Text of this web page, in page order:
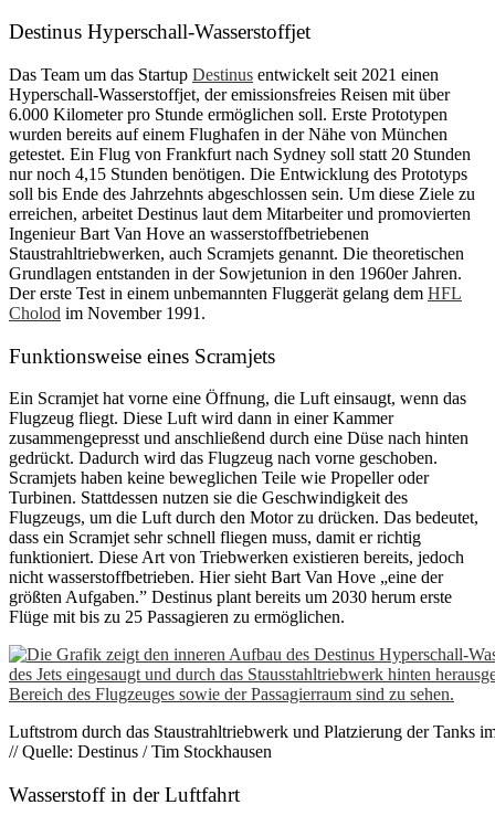
Destinus Hyperschall-Wasserstoffjet
Das Team um das Startup Destinus entwickelt seit 2021 einen
Hyperschall-Wasserstoffjet, der emissionsfreies Reisen mit über
6.000 Kilometer pro Stunde ermöglichen soll. Erste Prototypen
wurden bereits auf einem Flughafen in der Nähe von München
getestet. Ein Flug von Frankfurt nach Sydney soll statt 20 Stunden
nur noch 4,15 Stunden benötigen. Die Entwicklung des Prototyps
soll bis Ende des Jahrzehnts abgeschlossen sein. Um diese Ziele zu
erreichen, arbeitet Destinus laut dem Mitarbeiter und promovierten
Ingenieur Bart Van Hove an wasserstoffbetriebenen
Staustrahltriebwerken, auch Scramjets genannt. Die theoretischen
Grundlagen entstanden in der Sowjetunion in den 1960er Jahren.
Der erste Test in einem unbemannten Fluggerät gelang dem HFL
Cholod im November 1991.
Funktionsweise eines Scramjets
Ein Scramjet hat vorne eine Öffnung, die Luft einsaugt, wenn das
Flugzeug fliegt. Diese Luft wird dann in einer Kammer
zusammengepresst und anschließend durch eine Düse nach hinten
gedrückt. Dadurch wird das Flugzeug nach vorne geschoben.
Scramjets haben keine beweglichen Teile wie Propeller oder
Turbinen. Stattdessen nutzen sie die Geschwindigkeit des
Flugzeugs, um die Luft durch den Motor zu drücken. Das bedeutet,
dass ein Scramjet sehr schnell fliegen muss, damit er richtig
funktioniert. Diese Art von Triebwerken existieren bereits, jedoch
nicht wasserstoffbetrieben. Hier sieht Bart Van Hove „eine der
größten Aufgaben.” Destinus plant bereits um 2030 herum erste
Flüge mit bis zu 25 Passagieren zu ermöglichen.
Luftstrom durch das Staustrahltriebwerk und Platzierung der Tanks
// Quelle: Destinus / Tim Stockhausen
Wasserstoff in der Luftfahrt